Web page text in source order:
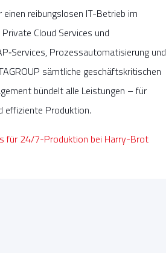
reibungslosen IT-Betrieb im
Cloud Services und
Prozessautomatisierung und
sämtliche geschäftskritischen
bündelt alle Leistungen – für
effiziente Produktion.
für 24/7-Produktion bei Harry-Brot